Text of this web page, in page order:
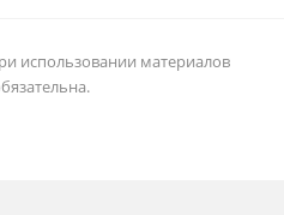
использовании материалов